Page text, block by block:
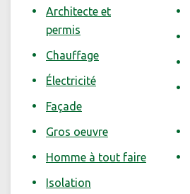
Architecte et
permis
Chauffage
Électricité
Façade
Gros oeuvre
Homme à tout faire
Isolation